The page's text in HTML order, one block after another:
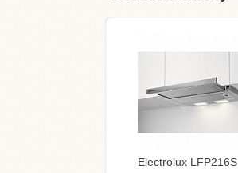
Electrolux LFP216S